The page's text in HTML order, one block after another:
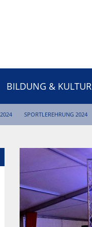
BILDUNG & KULTUR
2024 SPORTLEREHRUNG 2024